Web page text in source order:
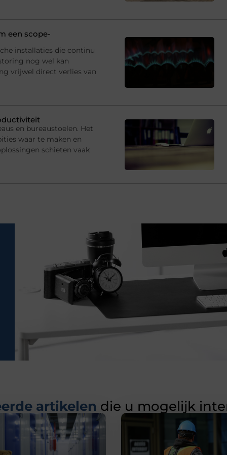
een scope-
installaties die continu
nog wel kan
vrijwel direct verlies van
en bureaustoelen. Het
waar te maken en
schieten vaak
artikelen die u mogelijk